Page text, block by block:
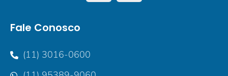
Fale Conosco
(11) 3016-0600